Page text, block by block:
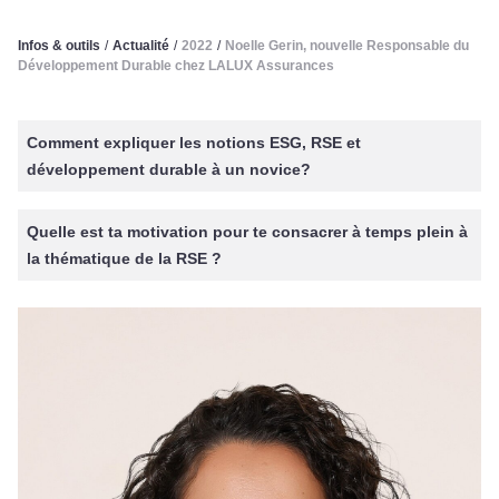
Infos & outils / Actualité / 2022 / Noelle Gerin, nouvelle Responsable du
Développement Durable chez LALUX Assurances
Comment expliquer les notions ESG, RSE et
développement durable à un novice?
Quelle est ta motivation pour te consacrer à temps plein à
la thématique de la RSE ?